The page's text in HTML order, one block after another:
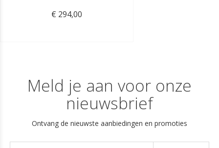
€ 294,00
Meld je aan voor onze
nieuwsbrief
Ontvang de nieuwste aanbiedingen en promoties